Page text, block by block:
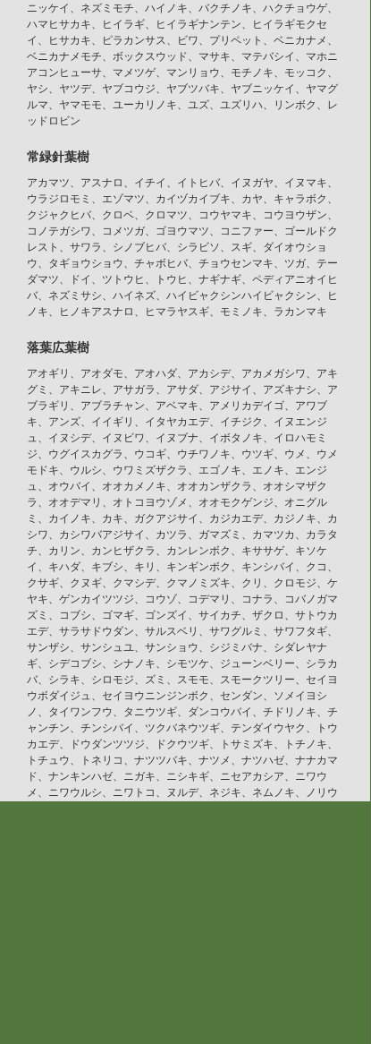
ニッケイ、ネズミモチ、ハイノキ、バクチノキ、ハクチョウゲ、
ハマヒサカキ、ヒイラギ、ヒイラギナンテン、ヒイラギモクセ
イ、ヒサカキ、ピラカンサス、ビワ、プリペット、ベニカナメ、
ベニカナメモチ、ボックスウッド、マサキ、マテバシイ、マホニ
アコンヒューサ、マメツゲ、マンリョウ、モチノキ、モッコク、
ヤシ、ヤツデ、ヤブコウジ、ヤブツバキ、ヤブニッケイ、ヤマグ
ルマ、ヤマモモ、ユーカリノキ、ユズ、ユズリハ、リンボク、レ
ッドロビン
常緑針葉樹
アカマツ、アスナロ、イチイ、イトヒバ、イヌガヤ、イヌマキ、
ウラジロモミ、エゾマツ、カイヅカイブキ、カヤ、キャラボク、
クジャクヒバ、クロベ、クロマツ、コウヤマキ、コウヨウザン、
コノテガシワ、コメツガ、ゴヨウマツ、コニファー、ゴールドク
レスト、サワラ、シノブヒバ、シラビソ、スギ、ダイオウショ
ウ、タギョウショウ、チャボヒバ、チョウセンマキ、ツガ、テー
ダマツ、ドイ、ツトウヒ、トウヒ、ナギナギ、ペディアニオイヒ
バ、ネズミサシ、ハイネズ、ハイビャクシンハイビャクシン、ヒ
ノキ、ヒノキアスナロ、ヒマラヤスギ、モミノキ、ラカンマキ
落葉広葉樹
アオギリ、アオダモ、アオハダ、アカシデ、アカメガシワ、アキ
グミ、アキニレ、アサガラ、アサダ、アジサイ、アズキナシ、ア
ブラギリ、アブラチャン、アベマキ、アメリカデイゴ、アワブ
キ、アンズ、イイギリ、イタヤカエデ、イチジク、イヌエンジ
ュ、イヌシデ、イヌビワ、イヌブナ、イボタノキ、イロハモミ
ジ、ウグイスカグラ、ウコギ、ウチワノキ、ウツギ、ウメ、ウメ
モドキ、ウルシ、ウワミズザクラ、エゴノキ、エノキ、エンジ
ュ、オウバイ、オオカメノキ、オオカンザクラ、オオシマザク
ラ、オオデマリ、オトコヨウゾメ、オオモクゲンジ、オニグル
ミ、カイノキ、カキ、ガクアジサイ、カジカエデ、カジノキ、カ
シワ、カシワバアジサイ、カツラ、ガマズミ、カマツカ、カラタ
チ、カリン、カンヒザクラ、カンレンボク、キササゲ、キソケ
イ、キハダ、キブシ、キリ、キンギンボク、キンシバイ、クコ、
クサギ、クヌギ、クマシデ、クマノミズキ、クリ、クロモジ、ケ
ヤキ、ゲンカイツツジ、コウゾ、コデマリ、コナラ、コバノガマ
ズミ、コブシ、ゴマギ、ゴンズイ、サイカチ、ザクロ、サトウカ
エデ、サラサドウダン、サルスベリ、サワグルミ、サワフタギ、
サンザシ、サンシュユ、サンショウ、シジミバナ、シダレヤナ
ギ、シデコブシ、シナノキ、シモツケ、ジューンベリー、シラカ
バ、シラキ、シロモジ、ズミ、スモモ、スモークツリー、セイヨ
ウボダイジュ、セイヨウニンジンボク、センダン、ソメイヨシ
ノ、タイワンフウ、タニウツギ、ダンコウバイ、チドリノキ、チ
ャンチン、チンシバイ、ツクバネウツギ、テンダイウヤク、トウ
カエデ、ドウダンツツジ、ドクウツギ、トサミズキ、トチノキ、
トチュウ、トネリコ、ナツツバキ、ナツメ、ナツハゼ、ナナカマ
ド、ナンキンハゼ、ニガキ、ニシキギ、ニセアカシア、ニワウ
メ、ニワウルシ、ニワトコ、ヌルデ、ネジキ、ネムノキ、ノリウ